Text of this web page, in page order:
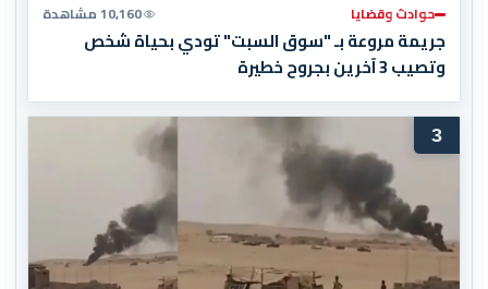
حوادث وقضايا 10,160 مشاهدة
جريمة مروعة بـ "سوق السبت" تودي بحياة شخص
وتصيب 3 آخرين بجروح خطيرة
3